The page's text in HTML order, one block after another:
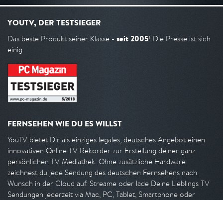
YOUTV, DER TESTSIEGER
Das beste Produkt seiner Klasse - seit 2005! Die Presse ist sich
einig.
FERNSEHEN WIE DU ES WILLST
YouTV bietet Dir als einziges legales, deutsches Angebot einen
innovativen Online TV Rekorder zur Erstellung deiner ganz
persönlichen TV Mediathek. Ohne zusätzliche Hardware
zeichnest du jede Sendung des deutschen Fernsehens nach
Wunsch in der Cloud auf. Streame oder lade Deine Lieblings TV
Sendungen jederzeit via Mac, PC, Tablet, Smartphone oder